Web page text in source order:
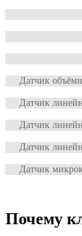
Датчик
Датчик
Датчик
Датчик
Датчик
Почему